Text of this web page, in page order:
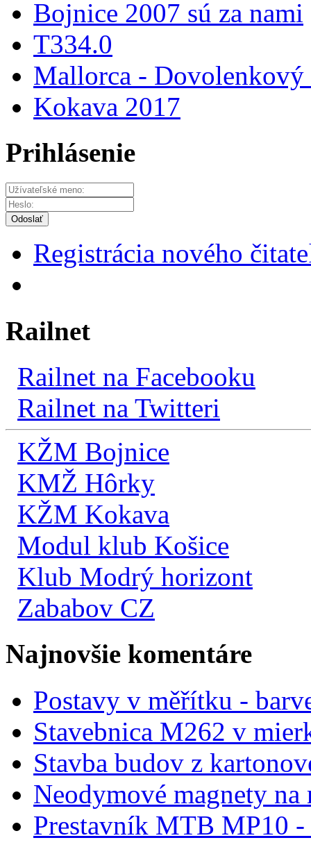
Bojnice 2007 sú za nami
T334.0
Mallorca - Dovolenkový
Kokava 2017
Prihlásenie
Odoslať
Registrácia nového
Railnet
Railnet na Facebooku
Railnet na Twitteri
KŽM Bojnice
KMŽ Hôrky
KŽM Kokava
Modul klub Košice
Klub Modrý horizont
Zababov CZ
Najnovšie komentáre
Postavy v měřítku -
Stavebnica M262 v
Stavba budov z
Neodymové magnety na
Prestavník MTB MP10